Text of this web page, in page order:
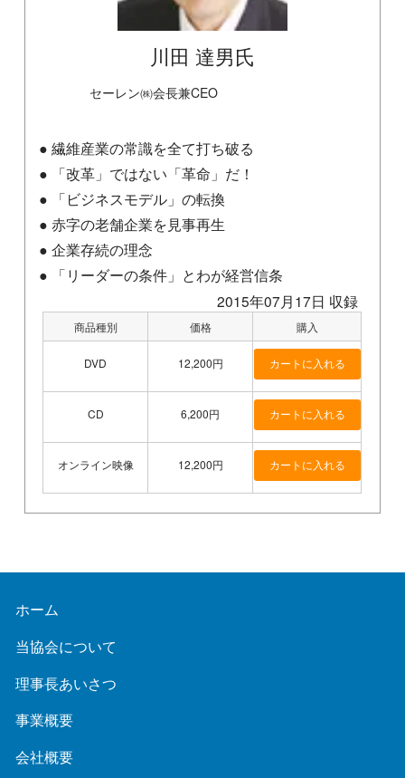
川田 達男氏
セーレン㈱会長兼CEO
● 繊維産業の常識を全て打ち破る
● 「改革」ではない「革命」だ！
● 「ビジネスモデル」の転換
● 赤字の老舗企業を見事再生
● 企業存続の理念
● 「リーダーの条件」とわが経営信条
2015年07月17日 収録
商品種別 価格 購入
DVD 12,200円
CD 6,200円
オンライン映像 12,200円
ホーム
当協会について
理事長あいさつ
事業概要
会社概要